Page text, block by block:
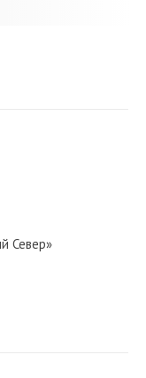
Север»